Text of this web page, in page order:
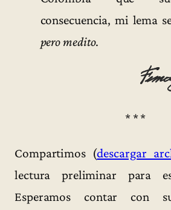
consecuencia, mi lema
pero medito.
* * *
Compartimos (descargar
lectura preliminar para
Esperamos contar con